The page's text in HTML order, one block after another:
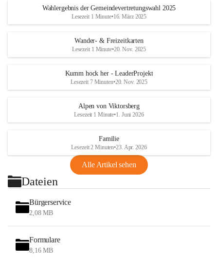
Wahlergebnis der Gemeindevertretungswahl 2025
Lesezeit 1 Minute•16. März 2025
Wander- & Freizeitkarten
Lesezeit 1 Minute•20. Nov. 2025
Kumm hock her - LeaderProjekt
Lesezeit 7 Minuten•20. Nov. 2025
Alpen von Viktorsberg
Lesezeit 1 Minute•1. Juni 2026
Familie
Lesezeit 2 Minuten•23. Apr. 2026
Alle Artikel sehen
Dateien
Bürgerservice
2,08 MB
Formulare
8,16 MB